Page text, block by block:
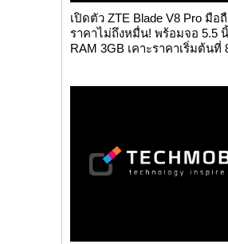
เปิดตัว ZTE Blade V8 Pro มือ
ราคาไม่ถึงหมื่น! พร้อมจอ 5.5
RAM 3GB เคาะราคาเริ่มต้นที่